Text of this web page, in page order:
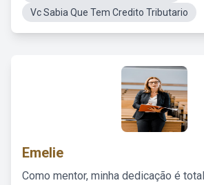
Vc Sabia Que Tem Credito Tributario
Emelie
Como mentor, minha dedicação é